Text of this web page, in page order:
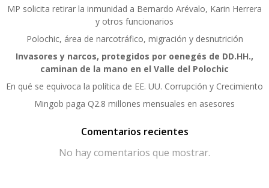
MP solicita retirar la inmunidad a Bernardo Arévalo, Karin Herrera
y otros funcionarios
Polochic, área de narcotráfico, migración y desnutrición
Invasores y narcos, protegidos por oenegés de DD.HH.,
caminan de la mano en el Valle del Polochic
En qué se equivoca la política de EE. UU. Corrupción y Crecimiento
Mingob paga Q2.8 millones mensuales en asesores
Comentarios recientes
No hay comentarios que mostrar.